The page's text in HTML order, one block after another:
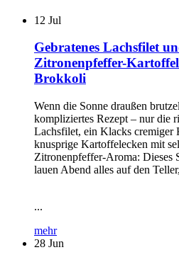
12 Jul
Gebratenes Lachsfilet
Zitronenpfeffer-
Brokkoli
Wenn die Sonne draußen
kompliziertes Rezept – nur die
Lachsfilet, ein Klacks cremiger
knusprige Kartoffelecken mit
Zitronenpfeffer-Aroma: Dieses
lauen Abend alles auf den
...
mehr
28 Jun